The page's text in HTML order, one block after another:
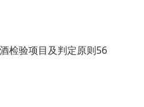
检验项目及判定原则56